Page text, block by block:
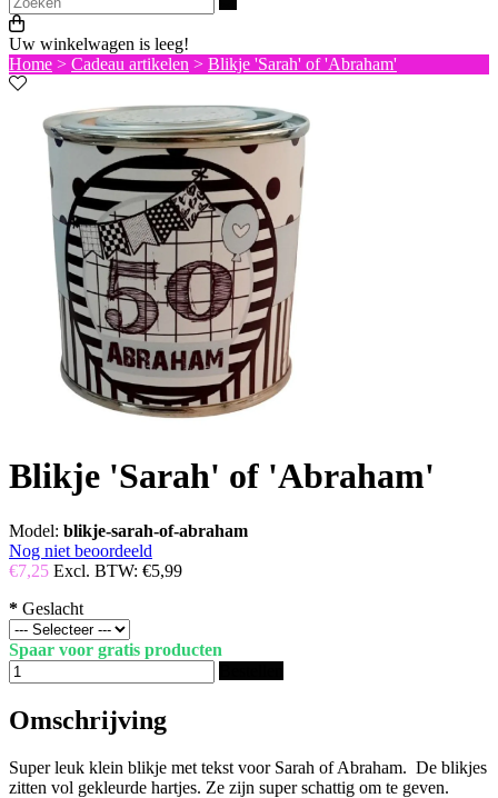
Uw winkelwagen is leeg!
Home > Cadeau artikelen > Blikje 'Sarah' of 'Abraham'
Blikje 'Sarah' of 'Abraham'
Model: blikje-sarah-of-abraham
Nog niet beoordeeld
€7,25 Excl. BTW: €5,99
* Geslacht
Spaar voor gratis producten
Omschrijving
Super leuk klein blikje met tekst voor Sarah of Abraham. De blikjes
zitten vol gekleurde hartjes. Ze zijn super schattig om te geven.